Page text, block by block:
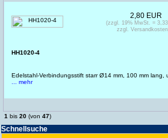
Schnell­suche
HH1020-4
Edelstahl-Verbindungsstift starr Ø14 mm, 100 mm lang,
... mehr
2,80 EUR
(zzgl. 19% MwSt. =
zzgl.
1 bis 20 (von 47)